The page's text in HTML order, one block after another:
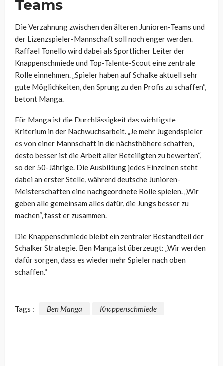
Teams
Die Verzahnung zwischen den älteren Junioren-Teams und
der Lizenzspieler-Mannschaft soll noch enger werden.
Raffael Tonello wird dabei als Sportlicher Leiter der
Knappenschmiede und Top-Talente-Scout eine zentrale
Rolle einnehmen. „Spieler haben auf Schalke aktuell sehr
gute Möglichkeiten, den Sprung zu den Profis zu schaffen“,
betont Manga.
Für Manga ist die Durchlässigkeit das wichtigste
Kriterium in der Nachwuchsarbeit. „Je mehr Jugendspieler
es von einer Mannschaft in die nächsthöhere schaffen,
desto besser ist die Arbeit aller Beteiligten zu bewerten“,
so der 50-Jährige. Die Ausbildung jedes Einzelnen steht
dabei an erster Stelle, während deutsche Junioren-
Meisterschaften eine nachgeordnete Rolle spielen. „Wir
geben alle gemeinsam alles dafür, die Jungs besser zu
machen“, fasst er zusammen.
Die Knappenschmiede bleibt ein zentraler Bestandteil der
Schalker Strategie. Ben Manga ist überzeugt: „Wir werden
dafür sorgen, dass es wieder mehr Spieler nach oben
schaffen.“
Tags : Ben Manga Knappenschmiede